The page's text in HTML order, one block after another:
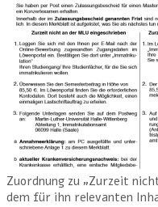
Zuordnung zu „Zurzeit
dem für ihn relevanten